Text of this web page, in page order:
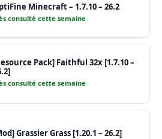
Minecraft – 1.7.10 – 26.2
consulté cette semaine
Pack] Faithful 32x [1.7.10 –
consulté cette semaine
Grassier Grass [1.20.1 – 26.2]